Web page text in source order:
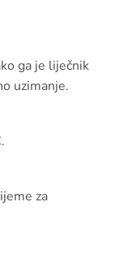
ga je liječnik
uzimanje.
za